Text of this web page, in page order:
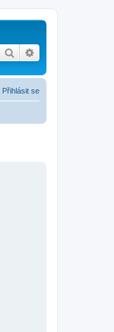
Hledat
Přihlásit se